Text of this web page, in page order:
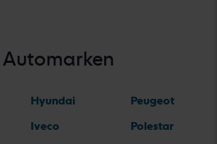
Automarken
Hyundai
Iveco
Peugeot
Polestar